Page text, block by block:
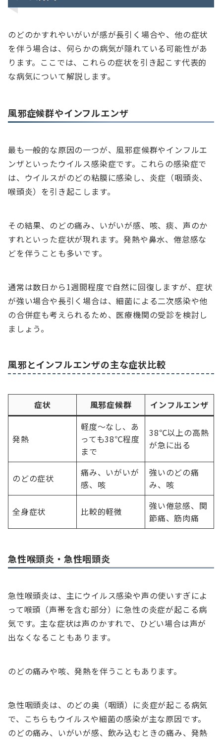
のどのかすれやいがいが感が長引く場合や、他の症状
を伴う場合は、何らかの病気が隠れている可能性があ
ります。ここでは、これらの症状を引き起こす代表的
な病気について解説します。
風邪症候群やインフルエンザ
最も一般的な原因の一つが、風邪症候群やインフルエ
ンザといったウイルス感染症です。これらの感染症で
は、ウイルスがのどの粘膜に感染し、炎症（咽頭炎、
喉頭炎）を引き起こします。
その結果、のどの痛み、いがいが感、咳、痰、声のか
すれといった症状が現れます。発熱や鼻水、倦怠感な
どを伴うことも多いです。
通常は数日から1週間程度で自然に回復しますが、症状
が強い場合や長引く場合は、細菌による二次感染や他
の合併症も考えられるため、医療機関の受診を検討し
ましょう。
風邪とインフルエンザの主な症状比較
症状 風邪症候群 インフルエンザ
発熱
軽度～なし、あ
っても38℃程度
まで
38℃以上の高熱
が急に出る
のどの症状
痛み、いがいが
感、咳
強いのどの痛
み、咳
全身症状 比較的軽微
強い倦怠感、関
節痛、筋肉痛
急性喉頭炎・急性咽頭炎
急性喉頭炎は、主にウイルス感染や声の使いすぎによ
って喉頭（声帯を含む部分）に急性の炎症が起こる病
気です。主な症状は声のかすれで、ひどい場合は声が
出なくなることもあります。
のどの痛みや咳、発熱を伴うこともあります。
急性咽頭炎は、のどの奥（咽頭）に炎症が起こる病気
で、こちらもウイルスや細菌の感染が主な原因です。
のどの痛み、いがいが感、飲み込むときの痛み、発熱